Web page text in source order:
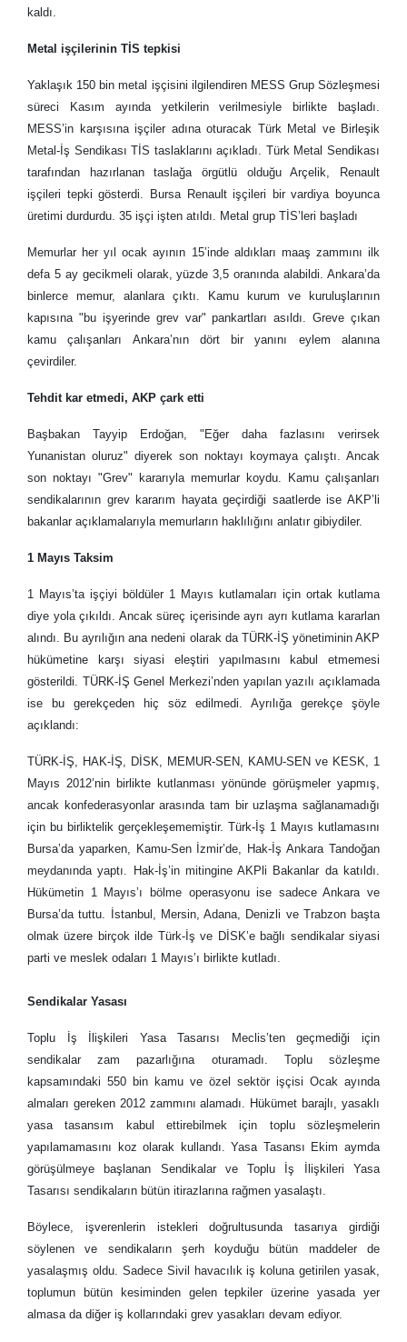
kaldı.
Metal işçilerinin TİS tepkisi
Yaklaşık 150 bin metal işçisini ilgilendiren MESS Grup Sözleşmesi
süreci Kasım ayında yetkilerin verilmesiyle birlikte başladı.
MESS’in karşısına işçiler adına oturacak Türk Metal ve Birleşik
Metal-İş Sendikası TİS taslaklarını açıkladı. Türk Metal Sendikası
tarafından hazırlanan taslağa örgütlü olduğu Arçelik, Renault
işçileri tepki gösterdi. Bursa Renault işçileri bir vardiya boyunca
üretimi durdurdu. 35 işçi işten atıldı. Metal grup TİS’leri başladı
Memurlar her yıl ocak ayının 15’inde aldıkları maaş zammını ilk
defa 5 ay gecikmeli olarak, yüzde 3,5 oranında alabildi. Ankara’da
binlerce memur, alanlara çıktı. Kamu kurum ve kuruluşlarının
kapısına "bu işyerinde grev var" pankartları asıldı. Greve çıkan
kamu çalışanları Ankara’nın dört bir yanını eylem alanına
çevirdiler.
Tehdit kar etmedi, AKP çark etti
Başbakan Tayyip Erdoğan, "Eğer daha fazlasını verirsek
Yunanistan oluruz" diyerek son noktayı koymaya çalıştı. Ancak
son noktayı "Grev" kararıyla memurlar koydu. Kamu çalışanları
sendikalarının grev kararım hayata geçirdiği saatlerde ise AKP’li
bakanlar açıklamalarıyla memurların haklılığını anlatır gibiydiler.
1 Mayıs Taksim
1 Mayıs’ta işçiyi böldüler 1 Mayıs kutlamaları için ortak kutlama
diye yola çıkıldı. Ancak süreç içerisinde ayrı ayrı kutlama kararlan
alındı. Bu ayrılığın ana nedeni olarak da TÜRK-İŞ yönetiminin AKP
hükümetine karşı siyasi eleştiri yapılmasını kabul etmemesi
gösterildi. TÜRK-İŞ Genel Merkezi’nden yapılan yazılı açıklamada
ise bu gerekçeden hiç söz edilmedi. Ayrılığa gerekçe şöyle
açıklandı:
TÜRK-İŞ, HAK-İŞ, DİSK, MEMUR-SEN, KAMU-SEN ve KESK, 1
Mayıs 2012’nin birlikte kutlanması yönünde görüşmeler yapmış,
ancak konfederasyonlar arasında tam bir uzlaşma sağlanamadığı
için bu birliktelik gerçekleşememiştir. Türk-İş 1 Mayıs kutlamasını
Bursa’da yaparken, Kamu-Sen İzmir’de, Hak-İş Ankara Tandoğan
meydanında yaptı. Hak-İş’in mitingine AKPli Bakanlar da katıldı.
Hükümetin 1 Mayıs’ı bölme operasyonu ise sadece Ankara ve
Bursa’da tuttu. İstanbul, Mersin, Adana, Denizli ve Trabzon başta
olmak üzere birçok ilde Türk-İş ve DİSK’e bağlı sendikalar siyasi
parti ve meslek odaları 1 Mayıs’ı birlikte kutladı.
Sendikalar Yasası
Toplu İş İlişkileri Yasa Tasarısı Meclis’ten geçmediği için
sendikalar zam pazarlığına oturamadı. Toplu sözleşme
kapsamındaki 550 bin kamu ve özel sektör işçisi Ocak ayında
almaları gereken 2012 zammını alamadı. Hükümet barajlı, yasaklı
yasa tasansım kabul ettirebilmek için toplu sözleşmelerin
yapılamamasını koz olarak kullandı. Yasa Tasansı Ekim aymda
görüşülmeye başlanan Sendikalar ve Toplu İş İlişkileri Yasa
Tasarısı sendikaların bütün itirazlarına rağmen yasalaştı.
Böylece, işverenlerin istekleri doğrultusunda tasarıya girdiği
söylenen ve sendikaların şerh koyduğu bütün maddeler de
yasalaşmış oldu. Sadece Sivil havacılık iş koluna getirilen yasak,
toplumun bütün kesiminden gelen tepkiler üzerine yasada yer
almasa da diğer iş kollarındaki grev yasakları devam ediyor.